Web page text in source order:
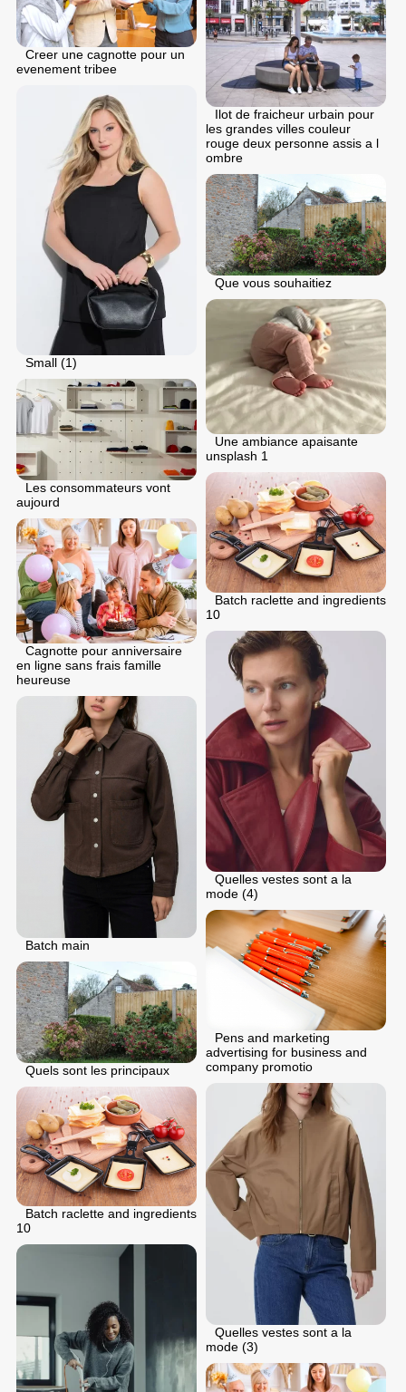
Creer une cagnotte pour un
evenement tribee
Ilot de fraicheur urbain pour
les grandes villes couleur
rouge deux personne assis a l
ombre
Small (1)
Que vous souhaitiez
Une ambiance apaisante
unsplash 1
Les consommateurs vont
aujourd
Batch raclette and ingredients
10
Cagnotte pour anniversaire
en ligne sans frais famille
heureuse
Quelles vestes sont a la
mode (4)
Batch main
Pens and marketing
advertising for business and
company promotio
Quels sont les principaux
Quelles vestes sont a la
mode (3)
Batch raclette and ingredients
10